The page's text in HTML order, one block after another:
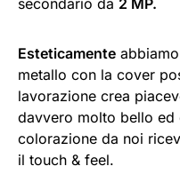
secondario da 2 MP.
Esteticamente
metallo con la cover
lavorazione crea
davvero molto bello ed
colorazione da noi
il touch & feel.